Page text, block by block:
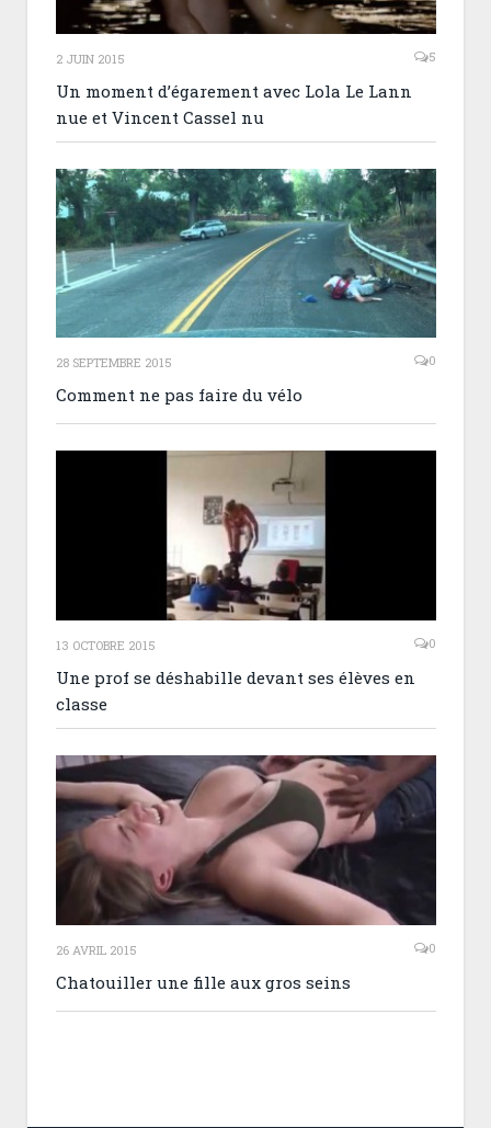
2 JUIN 2015 5
Un moment d’égarement avec Lola Le Lann
nue et Vincent Cassel nu
28 SEPTEMBRE 2015 0
Comment ne pas faire du vélo
13 OCTOBRE 2015 0
Une prof se déshabille devant ses élèves en
classe
26 AVRIL 2015 0
Chatouiller une fille aux gros seins